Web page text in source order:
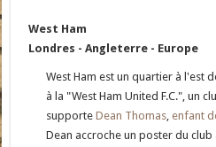
West Ham
Londres - Angleterre - Europe
West Ham est un quartier à l'est
à la "West Ham United F.C.", un
supporteDean Thomas, enfant
Dean accroche un poster du